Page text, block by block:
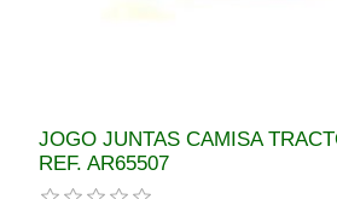
JOGO JUNTAS CAMISA
REF. AR65507